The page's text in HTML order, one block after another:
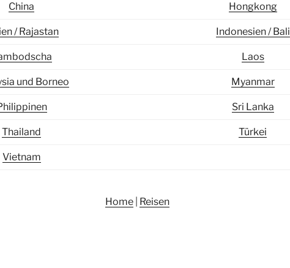
China Hongkong
/ Rajastan Indonesien / Bali
Laos
und Borneo Myanmar
Sri Lanka
Thailand Türkei
Vietnam
Home| Reisen